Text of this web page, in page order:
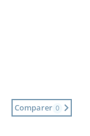
Comparer 0